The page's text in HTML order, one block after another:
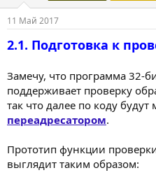
11 Май 2017
2.1. Подготовка к
Замечу, что программа 32-
поддерживает проверку
так что далее по коду
переадресатором.
Прототип функции
выглядит таким образом: